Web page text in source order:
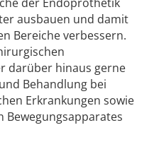
ausbauen und damit
Bereiche verbessern.
darüber hinaus gerne
Behandlung bei
Erkrankungen sowie
Bewegungsapparates